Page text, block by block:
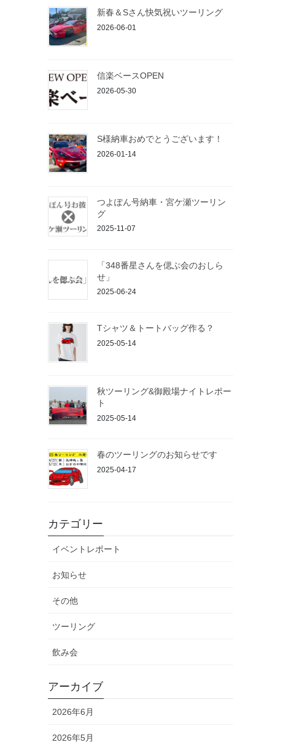
新春＆Sさん快気祝いツーリング
2026-06-01
信楽ベースOPEN
2026-05-30
S様納車おめでとうございます！
2026-01-14
つよぽん号納車・宮ケ瀬ツーリン
グ
2025-11-07
「348番星さんを偲ぶ会のおしら
せ」
2025-06-24
Tシャツ＆トートバッグ作る？
2025-05-14
秋ツーリング&御殿場ナイトレポー
ト
2025-05-14
春のツーリングのお知らせです
2025-04-17
カテゴリー
イベントレポート
お知らせ
その他
ツーリング
飲み会
アーカイブ
2026年6月
2026年5月